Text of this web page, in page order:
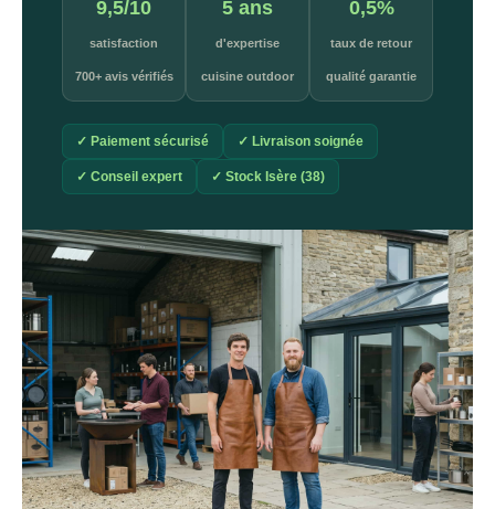
9,5/10
satisfaction
700+ avis vérifiés
5 ans
d'expertise
cuisine outdoor
0,5%
taux de retour
qualité garantie
✓ Paiement sécurisé ✓ Livraison soignée
✓ Conseil expert ✓ Stock Isère (38)